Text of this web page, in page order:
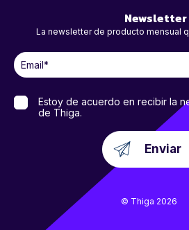
Newsletter
La newsletter de producto mensual
Estoy de acuerdo en recibir la
de Thiga.
© Thiga 2026